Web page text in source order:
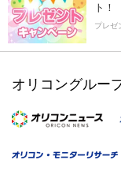
ト！
プレゼ
オリコングルー